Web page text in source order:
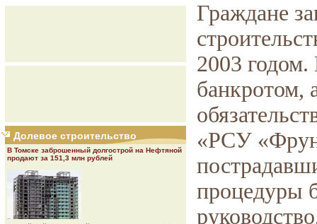
Долевое строительство
В Томске заброшенный долгострой на Нефтяной
продают за 151,3 млн рублей
Граждане
2003
банкротом,
«РСУ
процедуры